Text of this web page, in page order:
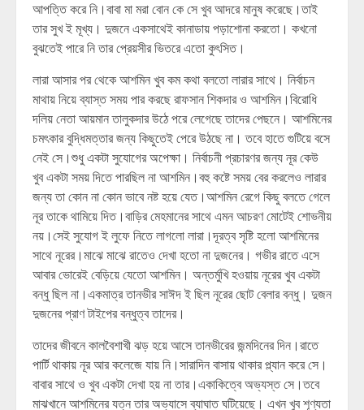
আপত্তি করে নি।বাবা মা মরা বোন কে সে খুব আদরে মানুষ করেছে।তাই
তার সুখ ই মূখ্য। দুজনে একসাথেই কানাডায় পড়াশোনা করতো। কখনো
বুঝতেই পারে নি তার প্রেয়সীর ভিতরে এতো কুৎসিত।
লারা আসার পর থেকে আশমিন খুব কম কথা বলতো লারার সাথে। নির্বাচন
মাথায় নিয়ে ব্যাস্ত সময় পার করছে রাফসান শিকদার ও আশমিন।বিরোধি
দলিয় নেতা আয়মান তালুকদার উঠে পরে লেগেছে তাদের পেছনে। আশমিনের
চমৎকার বুদ্ধিমত্তার জন্য কিছুতেই পেরে উঠছে না। তবে হাতে গুটিয়ে বসে
নেই সে।শুধু একটা সুযোগের অপেক্ষা। নির্বাচনী প্রচারণর জন্য নূর কেউ
খুব একটা সময় দিতে পারছিল না আশমিন।বহু কষ্টে সময় বের করলেও লারার
জন্য তা কোন না কোন ভাবে নষ্ট হয়ে যেত।আশমিন রেগে কিছু বলতে গেলে
নূর তাকে থামিয়ে দিত।বাড়ির মেহমানের সাথে এমন আচরণ মোটেই শোভনীয়
নয়।সেই সুযোগ ই লুফে নিতে লাগলো লারা।দূরত্ব সৃষ্টি হলো আশমিনের
সাথে নূরের।মাঝে মাঝে রাতেও দেখা হতো না দুজনের। গভীর রাতে এসে
আবার ভোরেই বেড়িয়ে যেতো আশমিন। অন্তর্মুখি হওয়ায় নূরের খুব একটা
বন্ধু ছিল না।একমাত্র তানভীর সাঈদ ই ছিল নূরের ছোট বেলার বন্ধু। দুজন
দুজনের প্রাণ টাইপের বন্ধুত্ব তাদের।
তাদের জীবনে কালবৈশাখী ঝড় হয়ে আসে তানভীরের জন্মদিনের দিন।রাতে
পার্টি থাকায় নূর আর কলেজে যায় নি।সারাদিন বাসায় থাকার প্ল্যান করে সে।
বাবার সাথে ও খুব একটা দেখা হয় না তার।একাকিত্বে অভ্যস্ত সে।তবে
মাঝখানে আশমিনের যত্ন তার অভ্যাসে ব্যাঘাত ঘটিয়েছে। এখন খুব শূণ্যতা